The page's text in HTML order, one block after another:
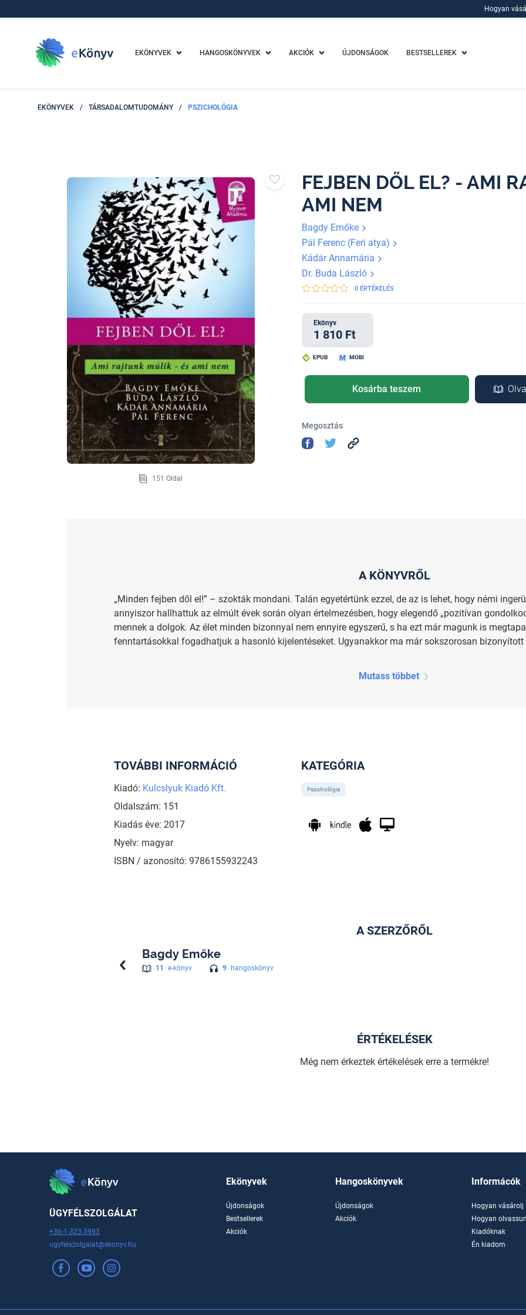
Hogyan
EKÖNYVEK HANGOSKÖNYVEK AKCIÓK ÚJDONSÁGOK BESTSELLEREK
EKÖNYVEK / TÁRSADALOMTUDOMÁNY / PSZICHOLÓGIA
151 Oldal
FEJBEN DŐL EL? - AMI
AMI NEM
Bagdy Emőke
Pál Ferenc (Feri atya)
Kádár Annamária
Dr. Buda László
0 ÉRTÉKELÉS
Ekönyv
1 810 Ft
EPUB MOBI
Kosárba teszem
Megosztás
A KÖNYVRŐL
„Minden fejben dől el!” – szokták mondani. Talán egyetértünk ezzel, de az is lehet, hogy némi
annyiszor hallhattuk az elmúlt évek során olyan értelmezésben, hogy elegendő „pozitívan
mennek a dolgok. Az élet minden bizonnyal nem ennyire egyszerű, s ha ezt már magunk is
fenntartásokkal fogadhatjuk a hasonló kijelentéseket. Ugyanakkor ma már sokszorosan bizonyított
Mutass többet
TOVÁBBI INFORMÁCIÓ
Kiadó: Kulcslyuk Kiadó Kft.
Oldalszám: 151
Kiadás éve: 2017
Nyelv: magyar
ISBN / azonosító: 9786155932243
KATEGÓRIA
Pszichológia
A SZERZŐRŐL
Bagdy Emőke
11 e-könyv 9 hangoskönyv
ÉRTÉKELÉSEK
Még nem érkeztek értékelések erre a termékre!
ÜGYFÉLSZOLGÁLAT
+36-1-323-3983
ugyfelszolgalat@ekonyv.hu
Ekönyvek
Újdonságok
Bestsellerek
Akciók
Hangoskönyvek
Újdonságok
Akciók
Informácók
Hogyan vásárolj
Hogyan
Kiadóknak
Én kiadom